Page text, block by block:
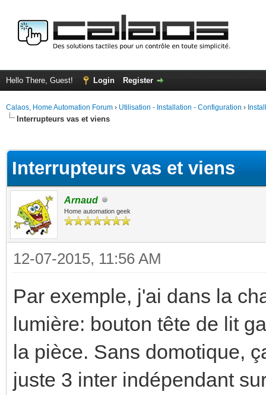
Hello There, Guest! Login Register
Calaos, Home Automation Forum › Utilisation - Installation - Configuration ›
Interrupteurs vas et viens
Interrupteurs vas et viens
Arnaud
Home automation geek
12-07-2015, 11:56 AM
Par exemple, j'ai dans la
lumière: bouton tête de lit
la pièce. Sans domotique,
juste 3 inter indépendant